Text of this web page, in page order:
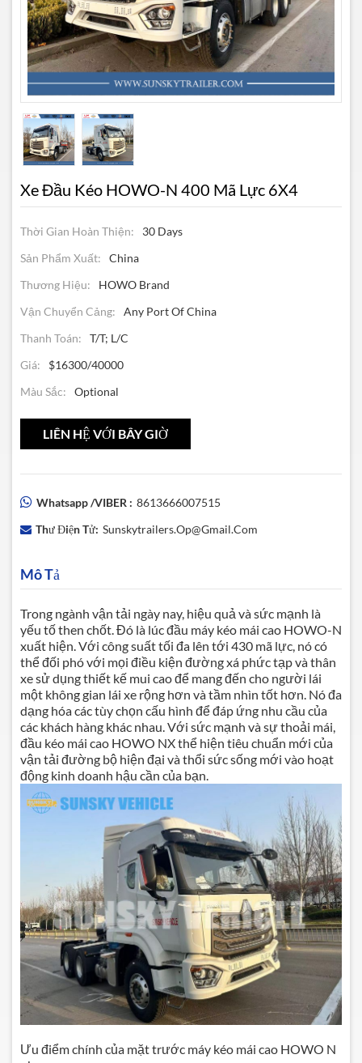
Xe Đầu Kéo HOWO-N 400 Mã Lực 6X4
Thời Gian Hoàn Thiện:
30 Days
Sản Phẩm Xuất:
China
Thương Hiệu:
HOWO Brand
Vận Chuyển Cảng:
Any Port Of China
Thanh Toán:
T/T; L/C
Giá:
$16300/40000
Màu Sắc:
Optional
LIÊN HỆ VỚI BÂY GIỜ
Whatsapp /VIBER : 8613666007515
Thư Điện Tử: Sunskytrailers.op@gmail.com
Mô Tả
Trong ngành vận tải ngày nay, hiệu quả và sức mạnh là
yếu tố then chốt. Đó là lúcđầu máy kéo mái cao HOWO-N
xuất hiện. Với công suất tối đa lên tới 430 mã lực, nó có
thể đối phó với mọi điều kiện đường xá phức tạp và thân
xe sử dụng thiết kế mui cao để mang đến cho người lái
một không gian lái xe rộng hơn và tầm nhìn tốt hơn. Nó đa
dạng hóa các tùy chọn cấu hình để đáp ứng nhu cầu của
các khách hàng khác nhau. Với sức mạnh và sự thoải mái,
đầu kéo mái cao HOWO NX thể hiện tiêu chuẩn mới của
vận tải đường bộ hiện đại và thổi sức sống mới vào hoạt
động kinh doanh hậu cần của bạn.
Ưu điểm chính của mặt trước máy kéo mái cao HOWO N